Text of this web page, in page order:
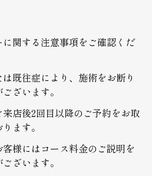
関する注意事項をご確認くだ
既往症により、施術をお断り
ざいます。
店後2回目以降のご予約をお取
ます。
様にはコース料金のご説明を
ざいます。